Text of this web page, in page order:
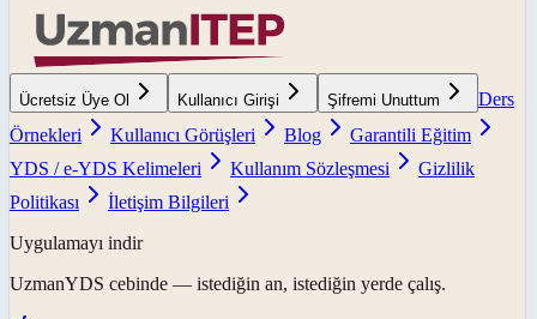
Ücretsiz Üye Ol Kullanıcı Girişi Şifremi Unuttum
Ders
Örnekleri
Kullanıcı Görüşleri Blog
Garantili Eğitim
YDS / e-YDS Kelimeleri
Kullanım Sözleşmesi
Gizlilik
Politikası
İletişim Bilgileri
Uygulamayı indir
UzmanYDS cebinde — istediğin an, istediğin yerde çalış.